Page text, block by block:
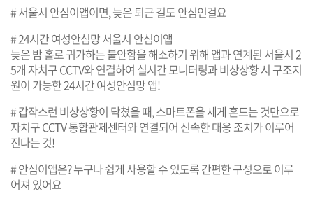
# 서울시 안심이앱이면, 늦은 퇴근 길도 안심인걸요
# 24시간 여성안심망 서울시 안심이앱
늦은 밤 홀로 귀가하는 불안함을 해소하기 위해 앱과 연계된 서울시 2
5개 자치구 CCTV와 연결하여 실시간 모니터링과 비상상황 시 구조지
원이 가능한 24시간 여성안심망 앱!
# 갑작스런 비상상황이 닥쳤을 때, 스마트폰을 세게 흔드는 것만으로
자치구 CCTV 통합관제센터와 연결되어 신속한 대응 조치가 이루어
진다는 것!
# 안심이앱은? 누구나 쉽게 사용할 수 있도록 간편한 구성으로 이루
어져 있어요